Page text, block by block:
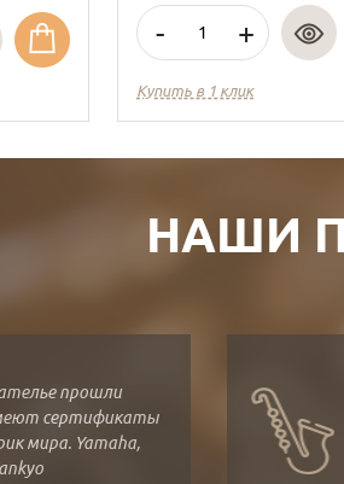
- +
Купить в 1 клик
НАШИ
прошли
сертификаты
мира. Yamaha,